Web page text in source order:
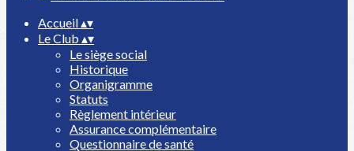
Accueil▴▾
Le Club ▴▾
Le siège social
Historique
Organigramme
Statuts
Règlement intérieur
Assurance complémentaire
Questionnaire de santé